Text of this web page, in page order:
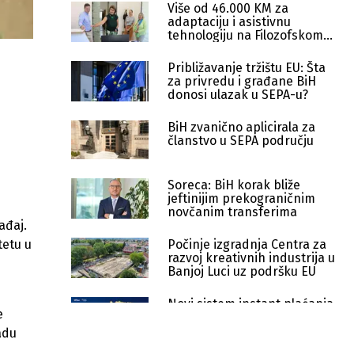
u
Više od 46.000 KM za
adaptaciju i asistivnu
tehnologiju na Filozofskom
Približavanje tržištu EU: Šta
za privredu i građane BiH
donosi ulazak u SEPA-u?
BiH zvanično aplicirala za
članstvo u SEPA području
Soreca: BiH korak bliže
jeftinijim prekograničnim
novčanim transferima
Počinje izgradnja Centra za
razvoj kreativnih industrija u
Banjoj Luci uz podršku EU
Novi sistem instant plaćanja